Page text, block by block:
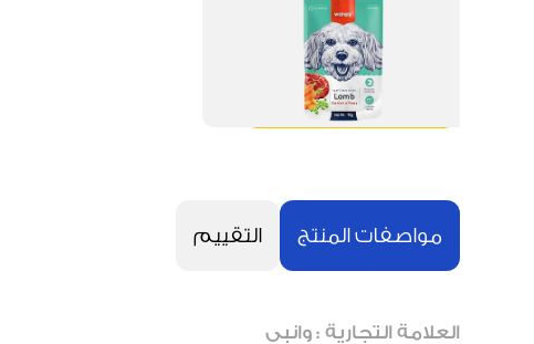
مواصفات المنتج التقييم
العلامة التجارية : وانبي